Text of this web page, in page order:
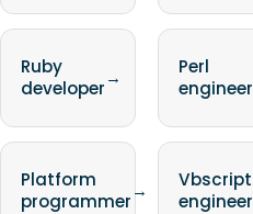
Ruby
developer→
Perl
engineer
Platform
programmer→
Vbscript
engineer